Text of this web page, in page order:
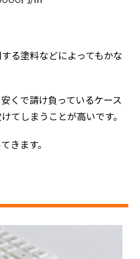
る塗料などによってもかな
くで請け負っているケース
てしまうことが高いです。
きます。